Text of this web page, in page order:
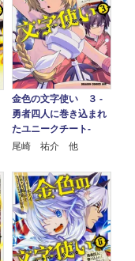
金色の文字使い ３ ‐
勇者四人に巻き込まれ
たユニークチート‐
尾崎 祐介 他